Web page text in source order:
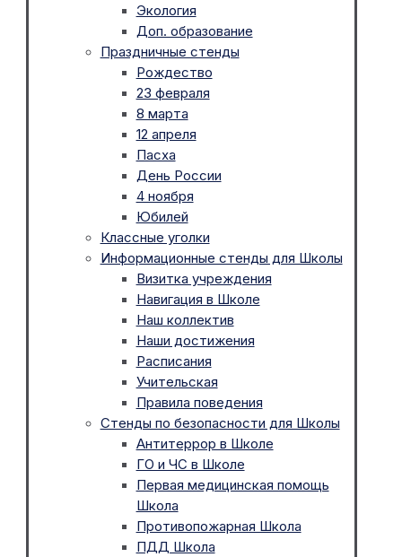
Экология
Доп. образование
Праздничные стенды
Рождество
23 февраля
8 марта
12 апреля
Пасха
День России
4 ноября
Юбилей
Классные уголки
Информационные стенды для Школы
Визитка учреждения
Навигация в Школе
Наш коллектив
Наши достижения
Расписания
Учительская
Правила поведения
Стенды по безопасности для Школы
Антитеррор в Школе
ГО и ЧС в Школе
Первая медицинская помощь
Школа
Противопожарная Школа
ПДД Школа